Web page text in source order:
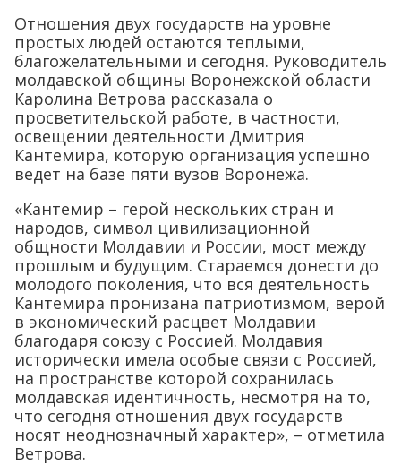
Отношения двух государств на уровне
простых людей остаются теплыми,
благожелательными и сегодня. Руководитель
молдавской общины Воронежской области
Каролина Ветрова рассказала о
просветительской работе, в частности,
освещении деятельности Дмитрия
Кантемира, которую организация успешно
ведет на базе пяти вузов Воронежа.
«Кантемир – герой нескольких стран и
народов, символ цивилизационной
общности Молдавии и России, мост между
прошлым и будущим. Стараемся донести до
молодого поколения, что вся деятельность
Кантемира пронизана патриотизмом, верой
в экономический расцвет Молдавии
благодаря союзу с Россией. Молдавия
исторически имела особые связи с Россией,
на пространстве которой сохранилась
молдавская идентичность, несмотря на то,
что сегодня отношения двух государств
носят неоднозначный характер», – отметила
Ветрова.